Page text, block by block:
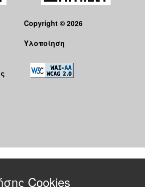
Copyright © 2026
Υλοποίηση
Cookies